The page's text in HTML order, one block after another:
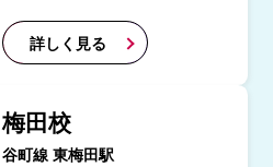
詳しく見る
梅田校
谷町線 東梅田駅